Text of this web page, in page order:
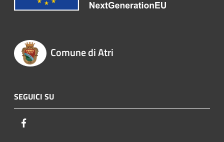
Comune di Atri
SEGUICI SU